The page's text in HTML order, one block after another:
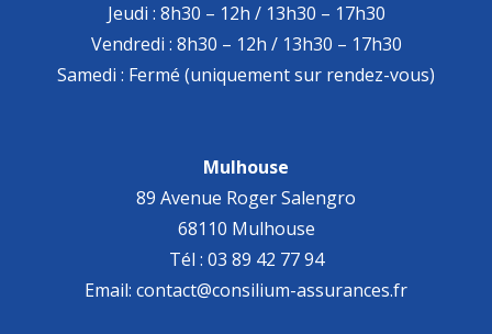
Jeudi : 8h30 – 12h / 13h30 – 17h30
Vendredi : 8h30 – 12h / 13h30 – 17h30
Samedi : Fermé (uniquement sur rendez-vous)
Mulhouse
89 Avenue Roger Salengro
68110 Mulhouse
Tél : 03 89 42 77 94
Email: contact@consilium-assurances.fr